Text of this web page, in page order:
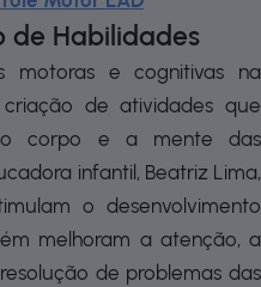
de Habilidades
motoras e cognitivas na
de atividades que
o corpo e a mente das
infantil, Beatriz Lima,
o desenvolvimento
melhoram a atenção, a
de problemas das